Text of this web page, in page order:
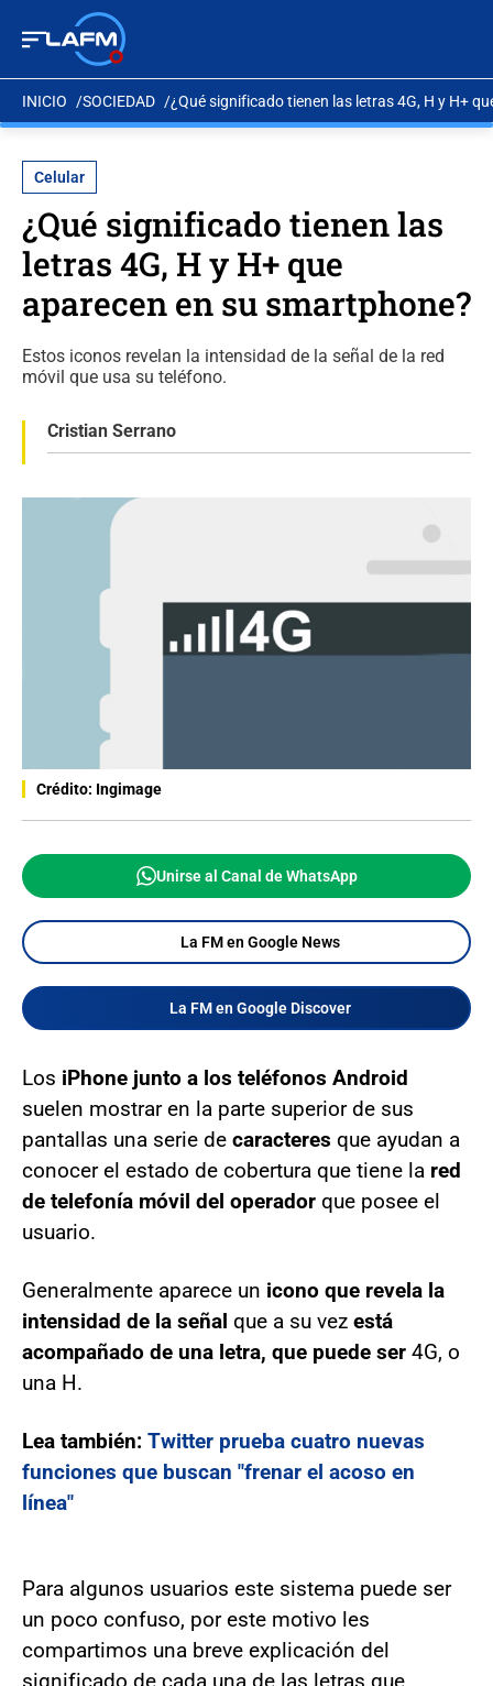
INICIO SOCIEDAD ¿Qué significado tienen las letras 4G, H y H+
Celular
¿Qué significado tienen las
letras 4G, H y H+ que
aparecen en su smartphone?
Estos iconos revelan la intensidad de la señal de la red
móvil que usa su teléfono.
Cristian Serrano
Crédito: Ingimage
Unirse al Canal de WhatsApp
La FM en Google News
La FM en Google Discover
Los iPhone junto a los teléfonos Android
suelen mostrar en la parte superior de sus
pantallas una serie de caracteres que ayudan a
conocer el estado de cobertura que tiene la red
de telefonía móvil del operador que posee el
usuario.
Generalmente aparece un icono que revela la
intensidad de la señal que a su vez está
acompañado de una letra, que puede ser 4G, o
una H.
Lea también: Twitter prueba cuatro nuevas
funciones que buscan "frenar el acoso en
línea"
Para algunos usuarios este sistema puede ser
un poco confuso, por este motivo les
compartimos una breve explicación del
significado de cada una de las letras que